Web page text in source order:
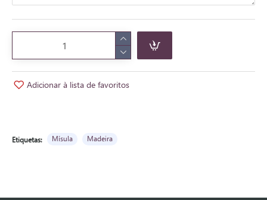
Adicionar à lista de favoritos
Etiquetas: Mísula Madeira